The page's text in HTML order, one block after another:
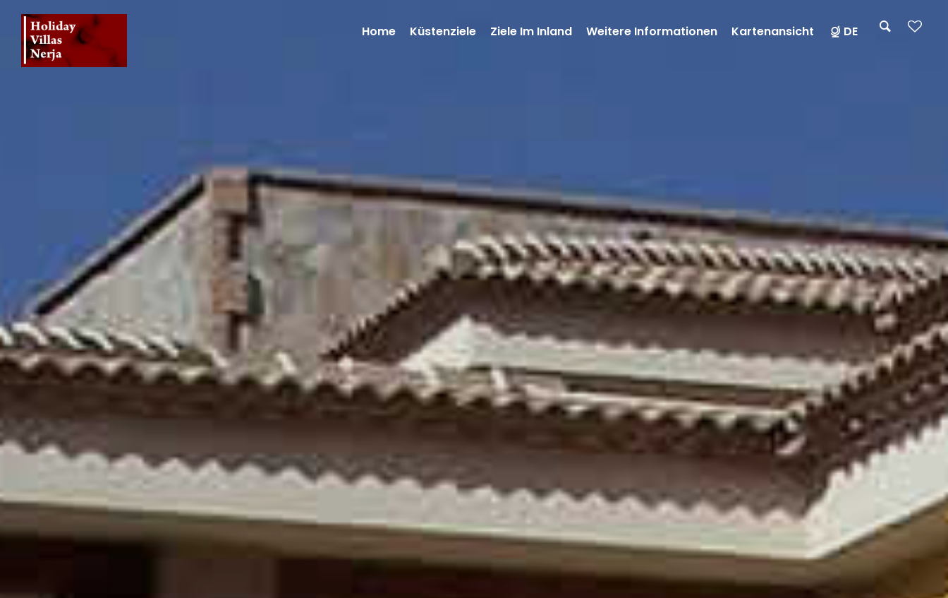
Home Küstenziele Ziele Im Inland Weitere Informationen Kartenansicht DE